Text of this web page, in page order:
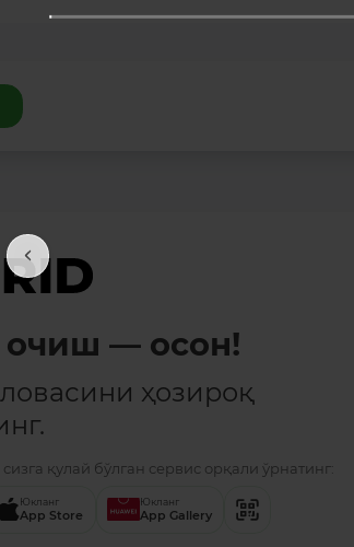
— осон!
ҳозироқ
қулай бўлган сервис орқали ўрнатинг:
Юкланг
App Store
Юкланг
App Gallery